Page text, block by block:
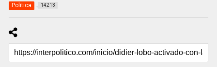
Politica 14213